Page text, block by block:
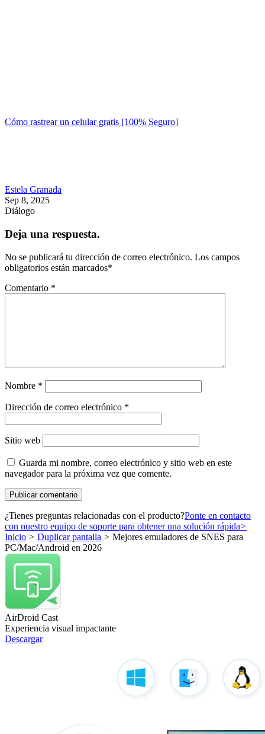
Cómo rastrear un celular gratis [100% Seguro]
Estela Granada
Sep 8, 2025
Diálogo
Deja una respuesta.
No se publicará tu dirección de correo electrónico. Los campos
obligatorios están marcados*
Comentario *
Nombre *
Dirección de correo electrónico *
Sitio web
Guarda mi nombre, correo electrónico y sitio web en este
navegador para la próxima vez que comente.
¿Tienes preguntas relacionadas con el producto?Ponte en contacto
con nuestro equipo de soporte para obtener una solución rápida>
Inicio > Duplicar pantalla > Mejores emuladores de SNES para
PC/Mac/Android en 2026
AirDroid Cast
Experiencia visual impactante
Descargar